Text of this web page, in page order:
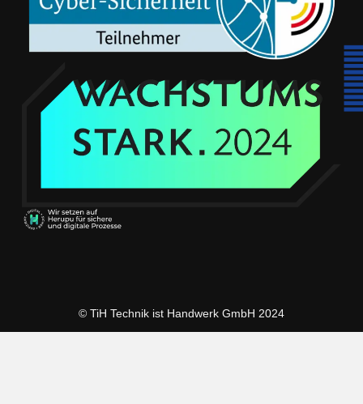
© TiH Technik ist Handwerk GmbH 2024